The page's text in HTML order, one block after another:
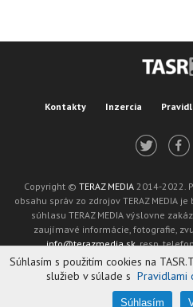
Kontakty Inzercia
Copyright © TERAZ MEDIA 2014-2022.
obsahu správ zo zdrojov TERAZ MEDIA
súhlasu TERAZ MEDIA výslovne
zaujímavé informácie, fotografie,
info@terazmedia.sk, resp.
Žiadosť o zverejnenie opravy v zmysle
na adresu
Oznámenie prevádzkovateľa podľa
Súhlasím s použitím cookies na
služieb v súlade s Pravidlami
Súhlasím